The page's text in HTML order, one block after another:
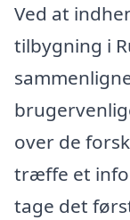
Ved at
tilbygning i
over de
træffe et
tage det